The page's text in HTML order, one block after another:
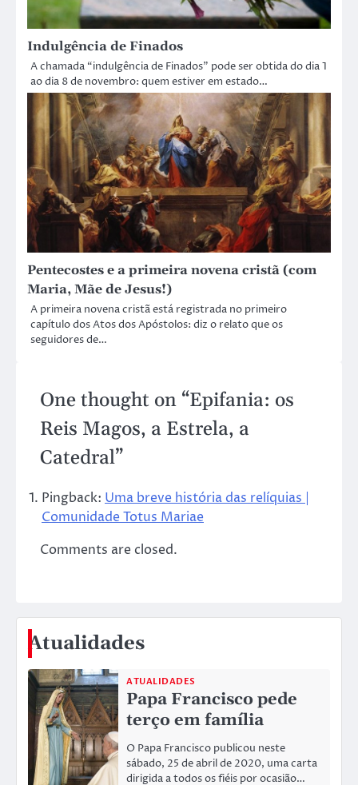
Indulgência de Finados
A chamada “indulgência de Finados” pode ser obtida do dia 1
ao dia 8 de novembro: quem estiver em estado…
Pentecostes e a primeira novena cristã (com
Maria, Mãe de Jesus!)
A primeira novena cristã está registrada no primeiro
capítulo dos Atos dos Apóstolos: diz o relato que os
seguidores de…
One thought on “Epifania: os
Reis Magos, a Estrela, a
Catedral”
Pingback: Uma breve história das relíquias |
Comunidade Totus Mariae
Comments are closed.
Atualidades
ATUALIDADES
Papa Francisco pede
terço em família
O Papa Francisco publicou neste
sábado, 25 de abril de 2020, uma carta
dirigida a todos os fiéis por ocasião…